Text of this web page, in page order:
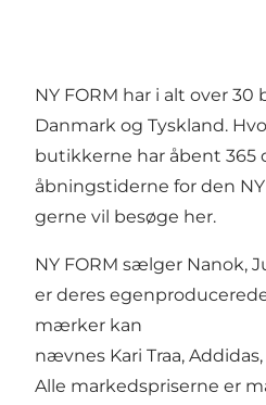
NY FORM har i alt over
Danmark og Tyskland.
butikkerne har åbent 365
åbningstiderne for den
gerne vil besøge her.
NY FORM sælger Nanok,
er deres
mærker kan
nævnes Kari Traa,
Alle markedspriserne er